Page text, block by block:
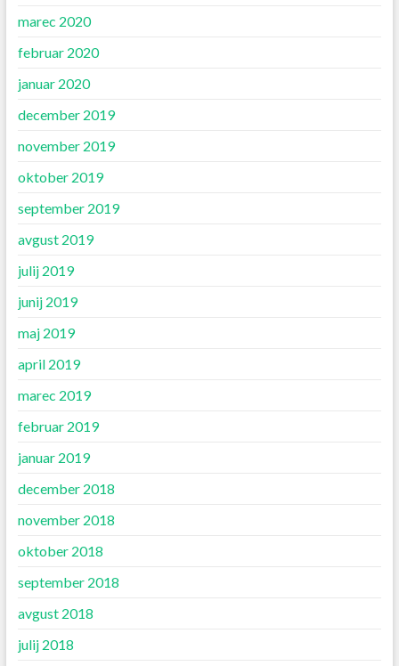
marec 2020
februar 2020
januar 2020
december 2019
november 2019
oktober 2019
september 2019
avgust 2019
julij 2019
junij 2019
maj 2019
april 2019
marec 2019
februar 2019
januar 2019
december 2018
november 2018
oktober 2018
september 2018
avgust 2018
julij 2018